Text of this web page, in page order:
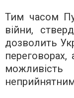
Тим часом
війни,
дозволить
переговорах,